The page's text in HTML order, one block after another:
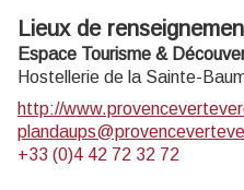
Lieux de
Espace Tourisme &
Hostellerie de la Sainte-
http://
+33 (0)4 42 72 32 72